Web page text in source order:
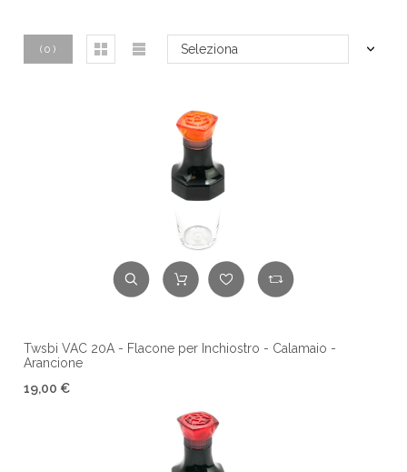
( 0 ) Seleziona
Twsbi VAC 20A - Flacone per Inchiostro - Calamaio -
Arancione
19,00 €